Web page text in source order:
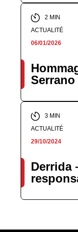
2 MIN
ACTUALITÉ
06/01/2026
Serrano
3 MIN
ACTUALITÉ
29/10/2024
Derrida